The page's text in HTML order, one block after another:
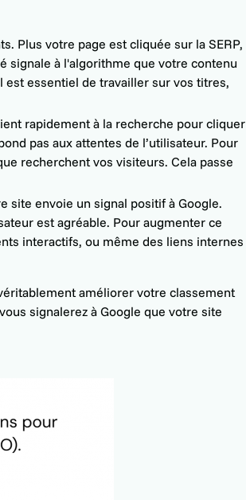
Plus votre page est cliquée sur la SERP,
signale à l'algorithme que votre contenu
est essentiel de travailler sur vos titres,
rapidement à la recherche pour cliquer
pas aux attentes de l’utilisateur. Pour
recherchent vos visiteurs. Cela passe
site envoie un signal positif à Google.
est agréable. Pour augmenter ce
interactifs, ou même des liens internes
améliorer votre classement
signalerez à Google que votre site